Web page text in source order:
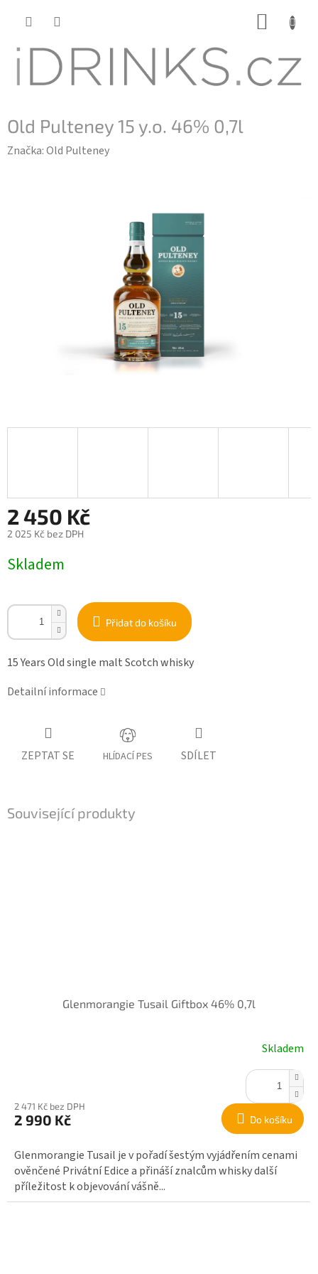
Old Pulteney 15 y.o. 46% 0,7l
Značka:Old Pulteney
2 450 Kč
2 025 Kč bez DPH
cena:
Skladem
Přidat do košíku
15 Years Old single malt Scotch whisky
Detailní informace
ZEPTAT SE HLÍDACÍ PES SDÍLET
Související produkty
Glenmorangie Tusail Giftbox 46% 0,7l
Skladem
2 471 Kč bez DPH
2 990 Kč Do košíku
Glenmorangie Tusail je v pořadí šestým vyjádřením cenami
ověnčené Privátní Edice a přináší znalcům whisky další
příležitost k objevování vášně...